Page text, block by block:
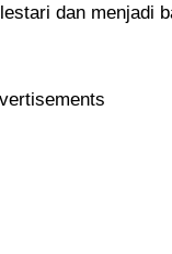
dan menjadi